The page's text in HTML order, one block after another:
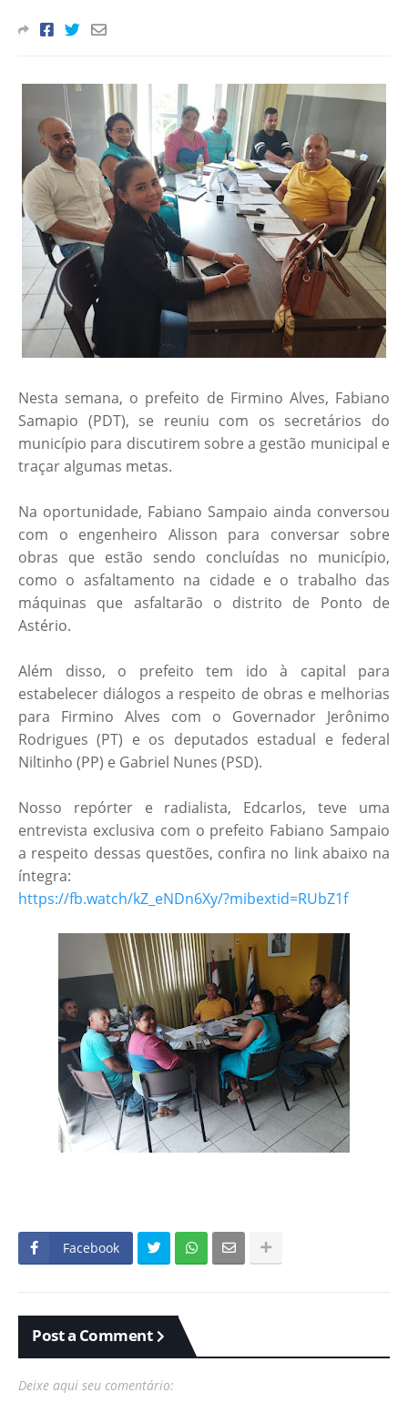
Nesta semana, o prefeito de Firmino Alves, Fabiano
Samapio (PDT), se reuniu com os secretários do
município para discutirem sobre a gestão municipal e
traçar algumas metas.
Na oportunidade, Fabiano Sampaio ainda conversou
com o engenheiro Alisson para conversar sobre
obras que estão sendo concluídas no município,
como o asfaltamento na cidade e o trabalho das
máquinas que asfaltarão o distrito de Ponto de
Astério.
Além disso, o prefeito tem ido à capital para
estabelecer diálogos a respeito de obras e melhorias
para Firmino Alves com o Governador Jerônimo
Rodrigues (PT) e os deputados estadual e federal
Niltinho (PP) e Gabriel Nunes (PSD).
Nosso repórter e radialista, Edcarlos, teve uma
entrevista exclusiva com o prefeito Fabiano Sampaio
a respeito dessas questões, confira no link abaixo na
íntegra:
https://fb.watch/kZ_eNDn6Xy/?mibextid=RUbZ1f
Facebook
Post a Comment
Deixe aqui seu comentário: